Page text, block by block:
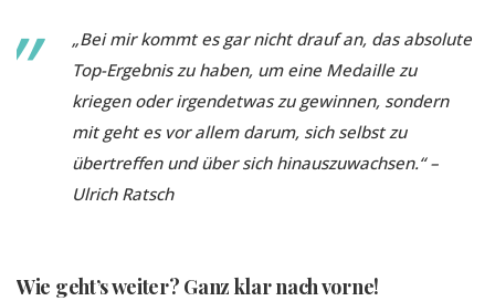
„Bei mir kommt es gar nicht drauf an, das absolute
Top-Ergebnis zu haben, um eine Medaille zu
kriegen oder irgendetwas zu gewinnen, sondern
mit geht es vor allem darum, sich selbst zu
übertreffen und über sich hinauszuwachsen.“ –
Ulrich Ratsch
Wie geht’s weiter? Ganz klar nach vorne!